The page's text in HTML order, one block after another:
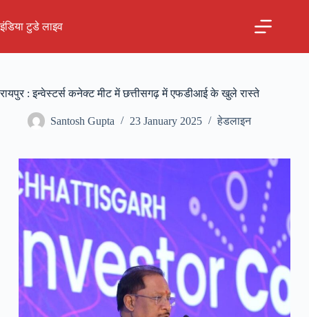
content
इंडिया टुडे लाइव
रायपुर : इन्वेस्टर्स कनेक्ट मीट में छत्तीसगढ़ में एफडीआई के खुले रास्ते
Santosh Gupta 23 January 2025 हेडलाइन